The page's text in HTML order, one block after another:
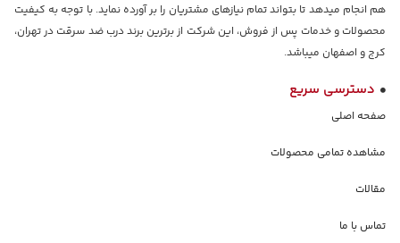
هم انجام میدهد تا بتواند تمام نیازهای مشتریان را بر آورده نماید. با توجه به کیفیت
محصولات و خدمات پس از فروش، این شرکت از برترین برند درب ضد سرقت در تهران،
کرج و اصفهان میباشد.
دسترسی سریع
صفحه اصلی
مشاهده تمامی محصولات
مقالات
تماس با ما